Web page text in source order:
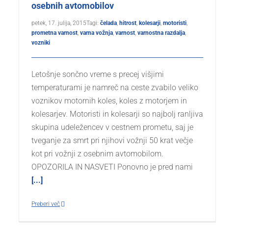
osebnih avtomobilov
petek, 17. julija, 2015Tagi: čelada, hitrost, kolesarji, motoristi,
prometna varnost, varna vožnja, varnost, varnostna razdalja,
vozniki
Letošnje sončno vreme s precej višjimi
temperaturami je namreč na ceste zvabilo veliko
voznikov motornih koles, koles z motorjem in
kolesarjev. Motoristi in kolesarji so najbolj ranljiva
skupina udeležencev v cestnem prometu, saj je
tveganje za smrt pri njihovi vožnji 50 krat večje
kot pri vožnji z osebnim avtomobilom.
OPOZORILA IN NASVETI Ponovno je pred nami
[...]
Preberi več